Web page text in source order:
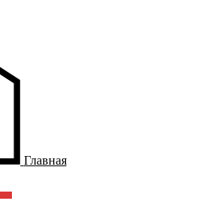
Главная